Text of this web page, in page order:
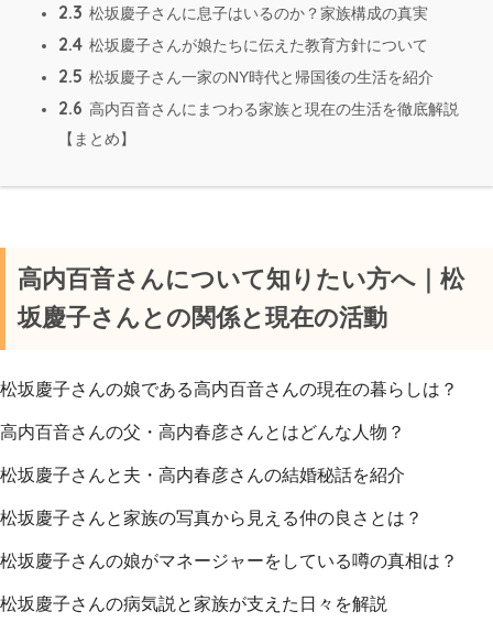
2.3 松坂慶子さんに息子はいるのか？家族構成の真実
2.4 松坂慶子さんが娘たちに伝えた教育方針について
2.5 松坂慶子さん一家のNY時代と帰国後の生活を紹介
2.6 高内百音さんにまつわる家族と現在の生活を徹底解説
【まとめ】
高内百音さんについて知りたい方へ｜松
坂慶子さんとの関係と現在の活動
松坂慶子さんの娘である高内百音さんの現在の暮らしは？
高内百音さんの父・高内春彦さんとはどんな人物？
松坂慶子さんと夫・高内春彦さんの結婚秘話を紹介
松坂慶子さんと家族の写真から見える仲の良さとは？
松坂慶子さんの娘がマネージャーをしている噂の真相は？
松坂慶子さんの病気説と家族が支えた日々を解説